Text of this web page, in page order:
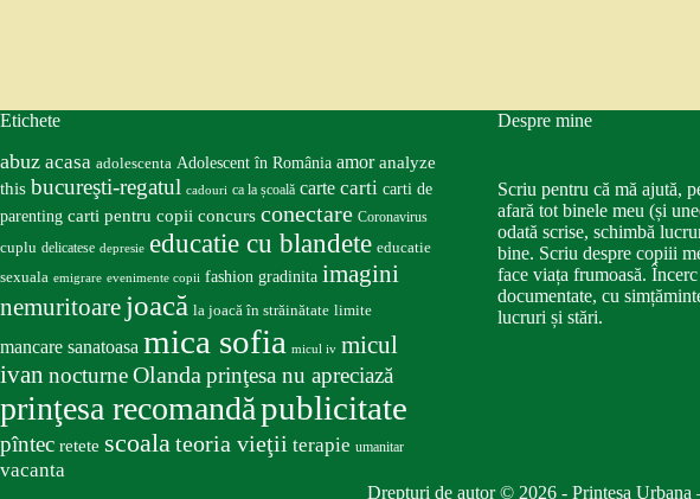
Etichete
abuz acasa adolescenta Adolescent în România amor analyze
this bucureşti-regatul cadouri ca la școală carte carti carti de
parenting carti pentru copii concurs conectare Coronavirus
cuplu delicatese depresie educatie cu blandete educatie
sexuala emigrare evenimente copii fashion gradinita imagini
nemuritoare joacă la joacă în străinătate limite
mancare sanatoasa mica sofia micul iv micul
ivan nocturneOlanda prinţesa nu apreciază
prinţesa recomandăpublicitate
pîntec retete scoalateoria vieţii terapie umanitar
vacanta
Despre mine
Scriu pentru că mă ajută,
afară tot binele meu (și
odată scrise, schimbă
bine. Scriu despre copiii
face viața frumoasă.
documentate, cu
lucruri și stări.
Drepturi de autor © 2026 - Printesa